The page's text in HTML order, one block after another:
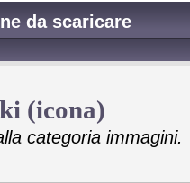
da scaricare
(icona)
categoria immagini.